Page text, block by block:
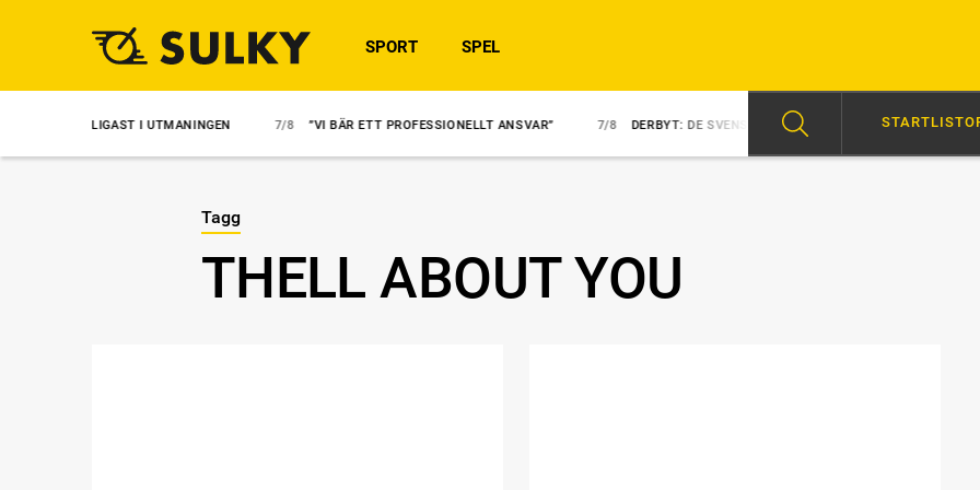
SPORT SPEL
I UTMANINGEN 7/8 ”VI BÄR ETT PROFESSIONELLT ANSVAR” 7/8 DERBYT: DE SVENSKA HOPPEN 7/8 NY KUSK PÅ NEZUKO
Tagg
THELL ABOUT YOU